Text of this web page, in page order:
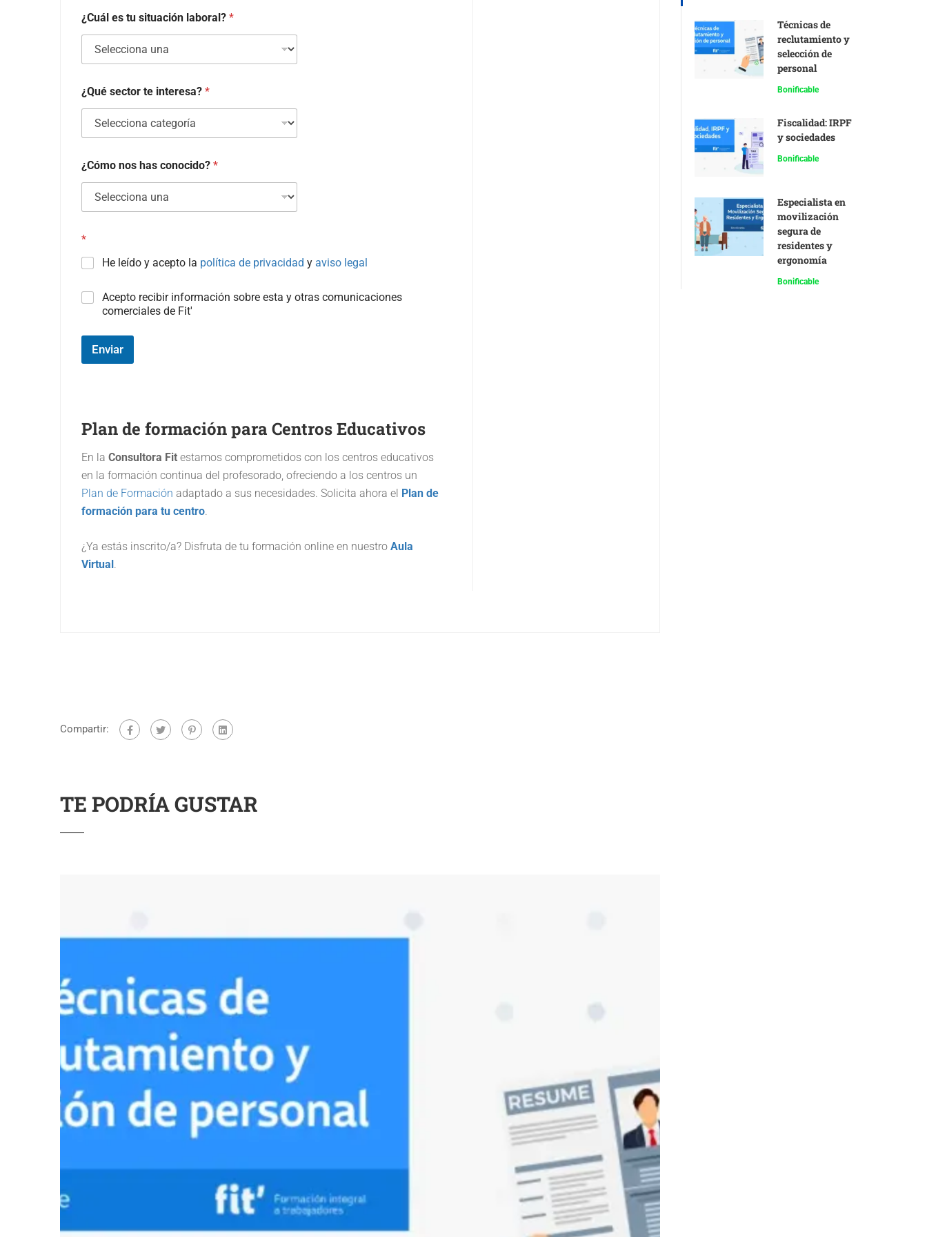
¿Cuál es tu situación laboral? *
¿Qué sector te interesa? *
¿Cómo nos has conocido? *
*
He leído y acepto la política de privacidad y aviso legal
C
p
#
p
a
Acepto recibir información sobre esta y otras comunicaciones
comerciales de Fit'
Enviar
Plan de formación para Centros Educativos
En la Consultora Fit estamos comprometidos con los centros educativos
en la formación continua del profesorado, ofreciendo a los centros un
Plan de Formación adaptado a sus necesidades. Solicita ahora el Plan de
formación para tu centro.
¿Ya estás inscrito/a? Disfruta de tu formación online en nuestro Aula
Virtual.
Compartir:
TE PODRÍA GUSTAR
Técnicas de
reclutamiento y
selección de
personal
Bonificable
Fiscalidad: IRPF
y sociedades
Bonificable
Especialista en
movilización
segura de
residentes y
ergonomía
Bonificable